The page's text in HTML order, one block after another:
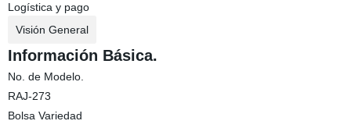
Logística y pago
Visión General
Información Básica.
No. de Modelo.
RAJ-273
Bolsa Variedad